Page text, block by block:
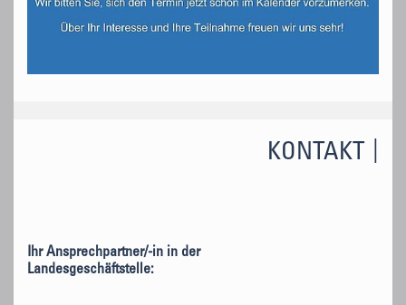
KONTAKT
Ihr Ansprechpartner/-in in der
Landesgeschäftstelle: